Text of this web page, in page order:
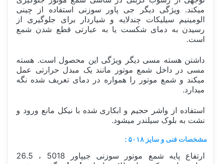
میکند. ویژگی دیگر جی پاور سوزنی استفاده از چینی
الومینیم سیلیکات چندلایه و شیاردار برای جلوگیری از
رسیدن به دمای شکست یا به عبارتی قطع شدن شمع
است.
داشتن هسته مسی دیگر ویژگی این محصول است. هسته
مسی در داخل شمع موتور مانند یک مبدل حرارتی عمل
میکند و شمع موتور را همواره در دمای تعریف شده نگه
میدارد.
استفاده از واشر حجیم و ابکاری شده با نیکل مانع ورود و
نشت به بلوک سیلندر میشود.
مشخصات فنی و سایز ۵۰۱۸ :
ارتفاع پایه شمع موتور سوزنی جیپاور 5018 ، 26.5